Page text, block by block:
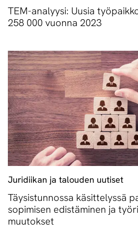
TEM-analyysi: Uusia
258 000 vuonna 2023
Juridiikan ja talouden uutiset
Täysistunnossa käsittelyssä
sopimisen edistäminen ja
muutokset